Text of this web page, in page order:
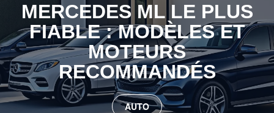
MERCEDES ML LE PLUS
FIABLE : MODÈLES ET
MOTEURS
RECOMMANDÉS
AUTO